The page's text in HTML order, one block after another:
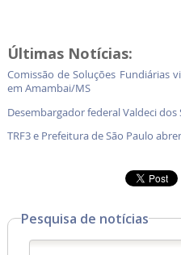
Últimas Notícias:
Comissão de Soluções Fundiárias
em Amambai/MS
Desembargador federal Valdeci dos
TRF3 e Prefeitura de São Paulo
Pesquisa de notícias